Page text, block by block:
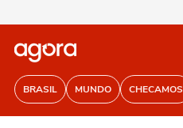
BRASIL MUNDO CHECAMOS